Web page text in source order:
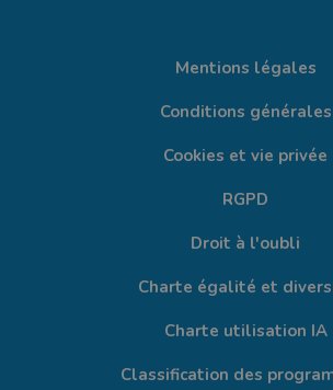
Mentions légales
Conditions générales
Cookies et vie privée
RGPD
Droit à l'oubli
Charte égalité et
Charte utilisation IA
Classification des